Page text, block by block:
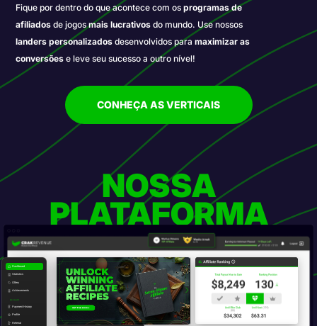
Nossosprogramas de afiliadosCam exclusivos e bem pagos
são as fontes de receita mais lucrativas de nosso portfólio.
Convertaqualquer local e nichocomferramentas
promocionais de pontaecriativos própriosotimizados comIA.
CONHEÇA AS VERTICAIS
NOSSA
PLATAFORMA
Dashboard
Statistics
Offers
Achievements
Account
Payment History
Profile
Referral